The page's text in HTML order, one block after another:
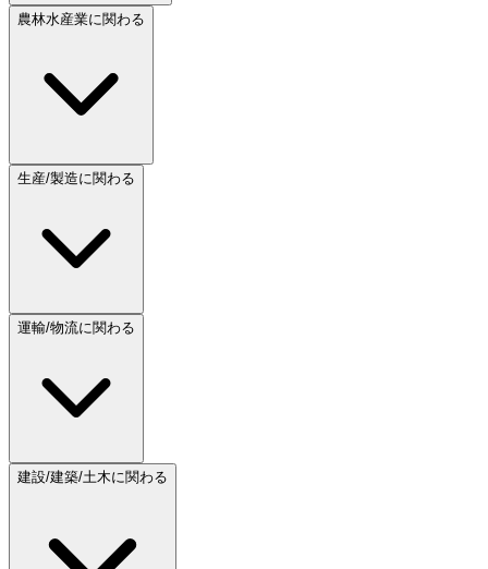
農林水産業に関わる
生産/製造に関わる
運輸/物流に関わる
建設/建築/土木に関わる